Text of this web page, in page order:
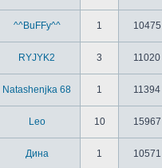
^^BuFFy^^ 1 10475
RYJYK2 3 11020
Natashenjka 68 1 11394
Leo 10 15967
Дина 1 10571